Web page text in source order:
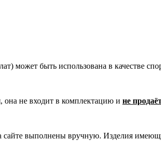
может быть использована в качестве
она не входит в комплектацию и не
выполнены вручную. Изделия